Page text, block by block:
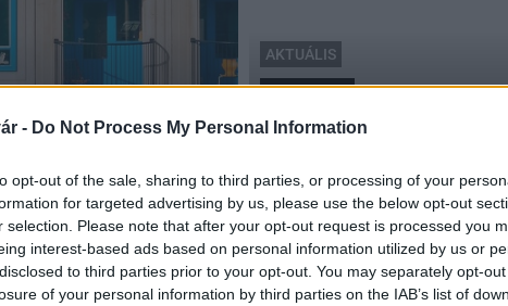
- Do Not Process My Personal Information
opt-out of the sale, sharing to third parties, or processing of your
for targeted advertising by us, please use the below opt-out
selection. Please note that after your opt-out request is processed you
interest-based ads based on personal information utilized by us or
to third parties prior to your opt-out. You may separately opt-
of your personal information by third parties on the IAB’s list of
szintet 2021 első
AKTUÁLIS
Somogy megye
Félmilliárd forintból
2018.03.26